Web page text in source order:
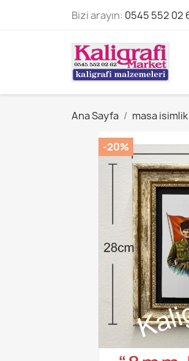
Bizi arayın: 0545 552 02
Ana Sayfa masa
-20%